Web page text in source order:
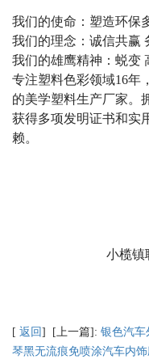
我们的使命：塑造环保
我们的理念：诚信共赢
我们的雄鹰精神：蜕变
专注塑料色彩领域16年
的美学塑料生产厂家。
获得多项发明证书和实
赖。
小榄镇
[ 返回] [上一篇]: 银色汽车
琴黑无流痕免喷涂汽车内饰